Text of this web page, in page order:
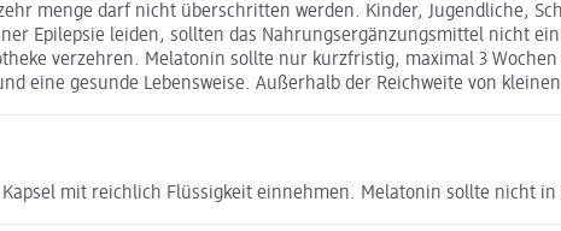
menge darf nicht überschritten werden. Kinder, Jugendliche,
Epilepsie leiden, sollten das Nahrungsergänzungsmittel nicht
verzehren. Melatonin sollte nur kurzfristig, maximal 3
eine gesunde Lebensweise. Außerhalb der Reichweite von
mit reichlich Flüssigkeit einnehmen. Melatonin sollte nicht